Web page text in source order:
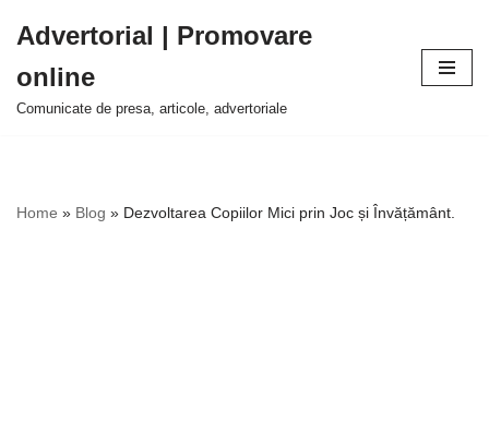
la
conținut
Advertorial | Promovare
online
Comunicate de presa, articole, advertoriale
Home » Blog » Dezvoltarea Copiilor Mici prin Joc și Învățământ.